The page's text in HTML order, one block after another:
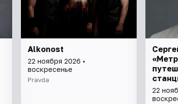
Alkonost
22 ноября 2026 •
воскресенье
Pravda
22